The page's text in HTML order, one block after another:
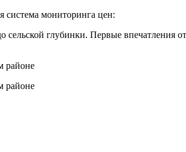
система мониторинга цен:
глубинки. Первые впечатления